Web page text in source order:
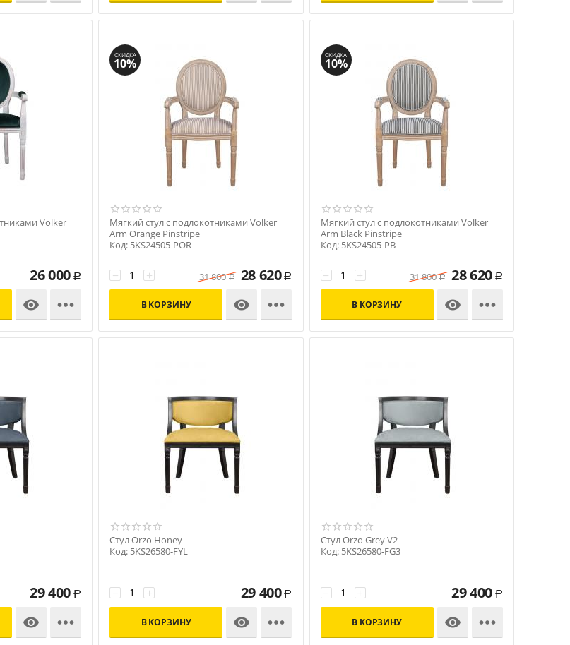
Volker
26 000 Р


СКИДКА
10%
Мягкий стул с подлокотниками Volker
Arm Orange Pinstripe
Код: 5KS24505-POR
+
− 31 800 Р 28 620 Р
В КОРЗИНУ 

СКИДКА
10%
Мягкий стул с подлокотниками Volker
Arm Black Pinstripe
Код: 5KS24505-PB
+
− 31 800 Р 28 620 Р
В КОРЗИНУ 

29 400 Р


Стул Orzo Honey
Код: 5KS26580-FYL
+
− 29 400 Р
В КОРЗИНУ 

Стул Orzo Grey V2
Код: 5KS26580-FG3
+
− 29 400 Р
В КОРЗИНУ 
